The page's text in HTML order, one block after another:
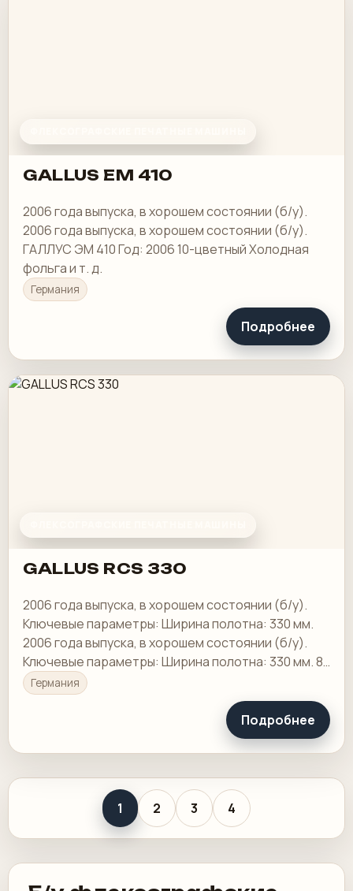
GALLUS EM 410
2006 года выпуска, в хорошем состоянии (б/у).
2006 года выпуска, в хорошем состоянии (б/у).
ГАЛЛУС ЭМ 410 Год: 2006 10-цветный Холодная
фольга и т. д.
Германия
Подробнее
GALLUS RCS 330
2006 года выпуска, в хорошем состоянии (б/у).
Ключевые параметры: Ширина полотна: 330 мм.
2006 года выпуска, в хорошем состоянии (б/у).
Ключевые параметры: Ширина полотна: 330 мм. 8-
цветный
Германия
Подробнее
1 2 3 4